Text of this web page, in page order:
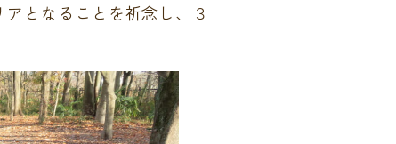
となることを祈念し、３